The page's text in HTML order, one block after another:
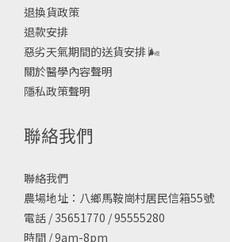
退換貨政策
退款安排
惡劣天氣期間的送貨安排🌬
關於醫學內容聲明
隱私政策聲明
聯絡我們
聯絡我們
農場地址：八鄉馬鞍崗村居民信箱55號
電話 / 35651770 / 95555280
時間 / 9am-8pm